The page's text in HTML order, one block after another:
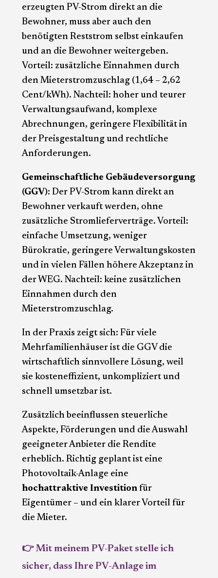
erzeugten PV-Strom direkt an die
Bewohner, muss aber auch den
benötigten Reststrom selbst einkaufen
und an die Bewohner weitergeben.
Vorteil: zusätzliche Einnahmen durch
den Mieterstromzuschlag (1,64 – 2,62
Cent/kWh). Nachteil: hoher und teurer
Verwaltungsaufwand, komplexe
Abrechnungen, geringere Flexibilität in
der Preisgestaltung und rechtliche
Anforderungen.
Gemeinschaftliche Gebäudeversorgung
(GGV): Der PV-Strom kann direkt an
Bewohner verkauft werden, ohne
zusätzliche Stromlieferverträge. Vorteil:
einfache Umsetzung, weniger
Bürokratie, geringere Verwaltungskosten
und in vielen Fällen höhere Akzeptanz in
der WEG. Nachteil: keine zusätzlichen
Einnahmen durch den
Mieterstromzuschlag.
In der Praxis zeigt sich: Für viele
Mehrfamilienhäuser ist die GGV die
wirtschaftlich sinnvollere Lösung, weil
sie kosteneffizient, unkompliziert und
schnell umsetzbar ist.
Zusätzlich beeinflussen steuerliche
Aspekte, Förderungen und die Auswahl
geeigneter Anbieter die Rendite
erheblich. Richtig geplant ist eine
Photovoltaik-Anlage eine
hochattraktive Investitionfür
Eigentümer – und ein klarer Vorteil für
die Mieter.
👉 Mit meinem PV-Paket stelle ich
sicher, dass Ihre PV-Anlage im